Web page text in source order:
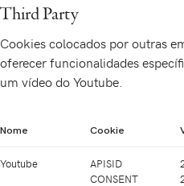
Third Party
Cookies colocados por outras
oferecer funcionalidades
um vídeo do Youtube.
Nome Cookie
Youtube
APISID
CONSENT